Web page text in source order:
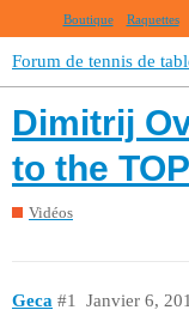
Boutique Raquettes
Forum de tennis de
Dimitrij
to the TOP
Vidéos
Geca Janvier 6,
#1